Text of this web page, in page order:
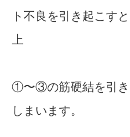
ト不良を引き起こす
上
①〜③の筋硬結を引き
しまいます。